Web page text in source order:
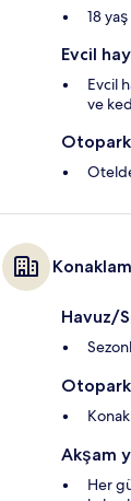
18
Evcil
Evcil
ve
Otopark
Havuz/
Otopark
Akşam
Her